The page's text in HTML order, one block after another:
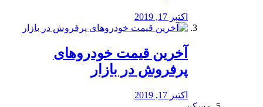
اکتبر 17, 2019
آخرین قیمت خودرو‌های
پرفروش در بازار
اکتبر 17, 2019